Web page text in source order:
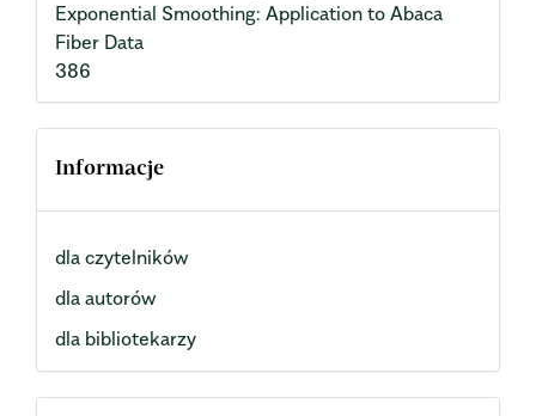
Exponential Smoothing: Application to Abaca
Fiber Data
386
Informacje
dla czytelników
dla autorów
dla bibliotekarzy